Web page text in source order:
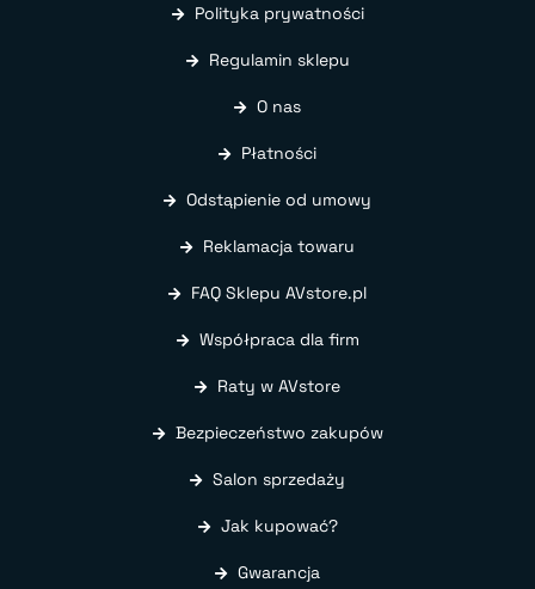
Polityka prywatności
Regulamin sklepu
O nas
Płatności
Odstąpienie od umowy
Reklamacja towaru
FAQ Sklepu AVstore.pl
Współpraca dla firm
Raty w AVstore
Bezpieczeństwo zakupów
Salon sprzedaży
Jak kupować?
Gwarancja